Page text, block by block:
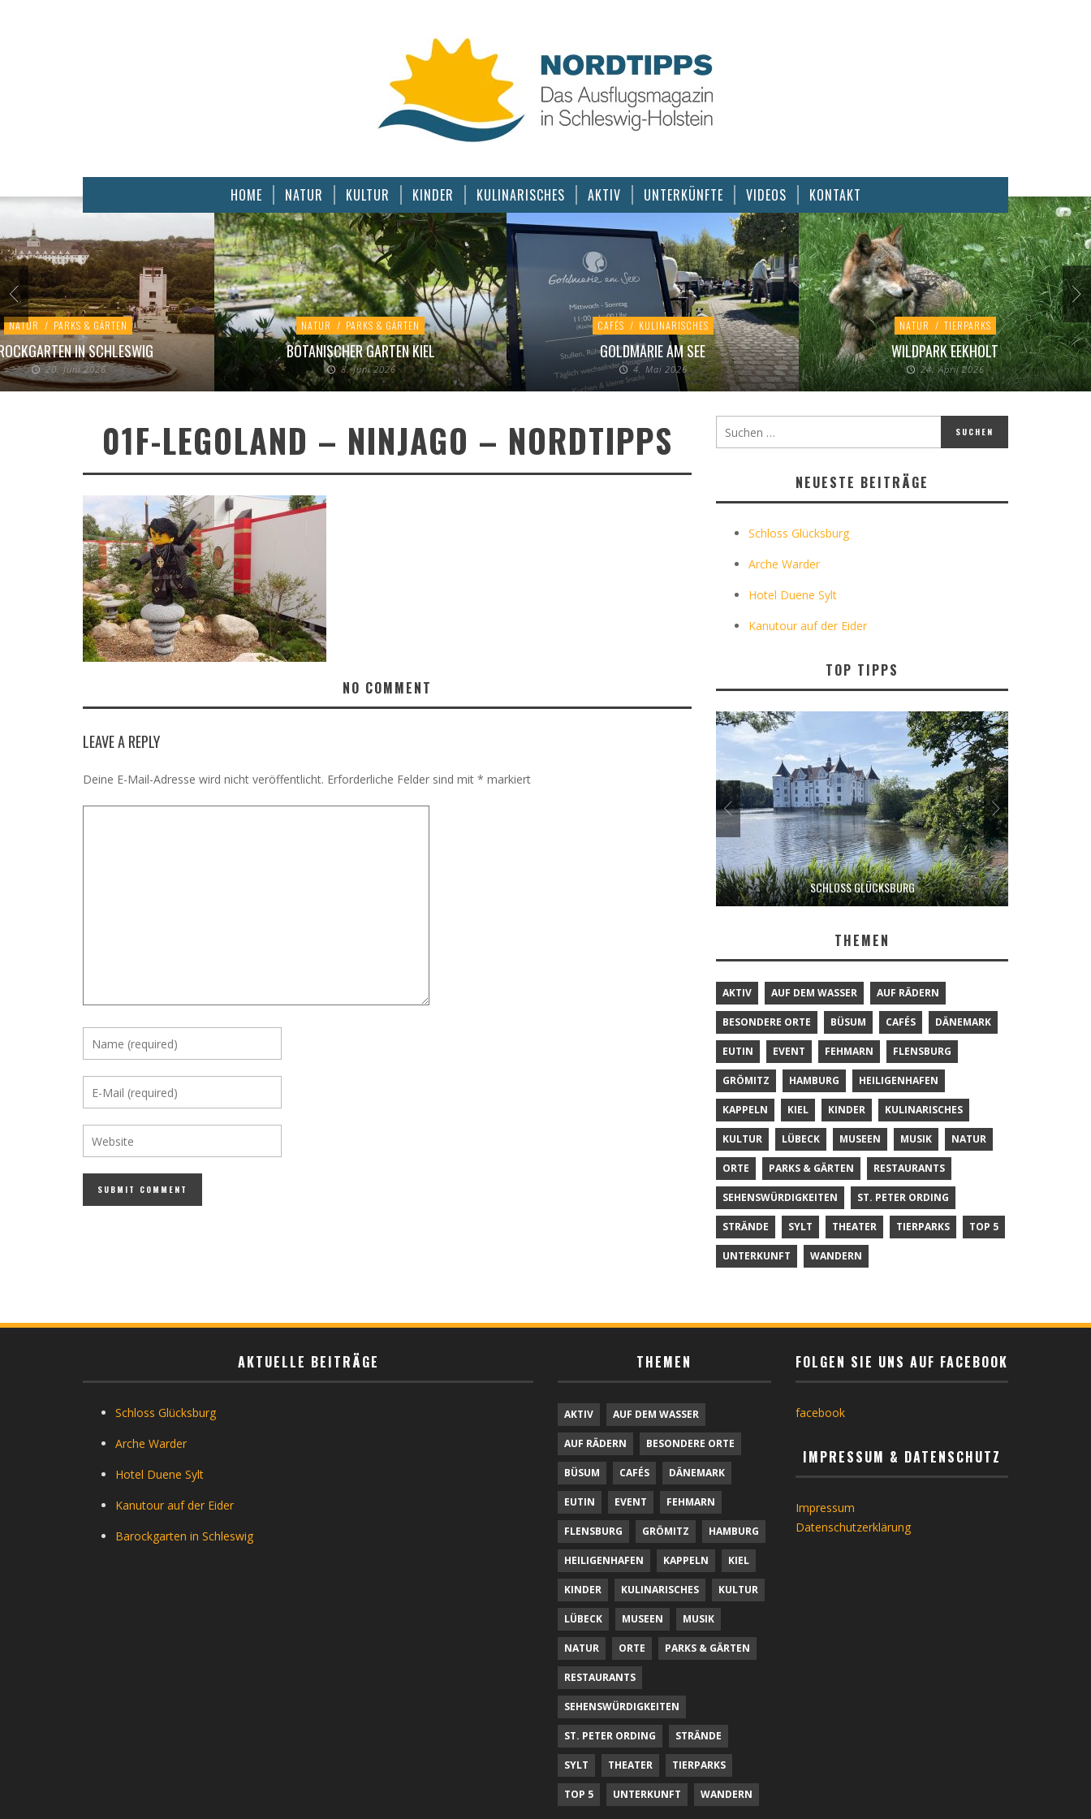
HOME NATUR KULTUR KINDER KULINARISCHES AKTIV UNTERKÜNFTE VIDEOS KONTAKT
NATUR / PARKS & GÄRTEN
IN SCHLESWIG
20. Juni 2026
NATUR / PARKS & GÄRTEN
BOTANISCHER GARTEN KIEL
8. Juni 2026
CAFÉS / KULINARISCHES
GOLDMARIE AM SEE
4. Mai 2026
NATUR / TIERPARKS
WILDPARK EEKHOLT
24. April 2026
01F-LEGOLAND – NINJAGO – NORDTIPPS
NO COMMENT
LEAVE A REPLY
Deine E-Mail-Adresse wird nicht veröffentlicht. Erforderliche Felder sind mit * markiert
NEUESTE BEITRÄGE
Schloss Glücksburg
Arche Warder
Hotel Duene Sylt
Kanutour auf der Eider
TOP TIPPS
SCHLOSS GLÜCKSBURG
THEMEN
AKTIV AUF DEM WASSER AUF RÄDERN
BESONDERE ORTE BÜSUM CAFÉS DÄNEMARK
EUTIN EVENT FEHMARN FLENSBURG
GRÖMITZ HAMBURG HEILIGENHAFEN
KAPPELN KIEL KINDER KULINARISCHES
KULTUR LÜBECK MUSEEN MUSIK NATUR
ORTE PARKS & GÄRTEN RESTAURANTS
SEHENSWÜRDIGKEITEN ST. PETER ORDING
STRÄNDE SYLT THEATER TIERPARKS TOP 5
UNTERKUNFT WANDERN
AKTUELLE BEITRÄGE
Schloss Glücksburg
Arche Warder
Hotel Duene Sylt
Kanutour auf der Eider
Barockgarten in Schleswig
THEMEN
AKTIV AUF DEM WASSER
AUF RÄDERN BESONDERE ORTE
BÜSUM CAFÉS DÄNEMARK
EUTIN EVENT FEHMARN
FLENSBURG GRÖMITZ HAMBURG
HEILIGENHAFEN KAPPELN KIEL
KINDER KULINARISCHES KULTUR
LÜBECK MUSEEN MUSIK
NATUR ORTE PARKS & GÄRTEN
RESTAURANTS
SEHENSWÜRDIGKEITEN
ST. PETER ORDING STRÄNDE
SYLT THEATER TIERPARKS
TOP 5 UNTERKUNFT WANDERN
FOLGEN SIE UNS AUF FACEBOOK
facebook
IMPRESSUM & DATENSCHUTZ
Impressum
Datenschutzerklärung